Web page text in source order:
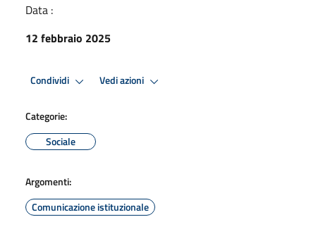
Data :
12 febbraio 2025
Condividi Vedi azioni
Categorie:
Sociale
Argomenti:
Comunicazione istituzionale